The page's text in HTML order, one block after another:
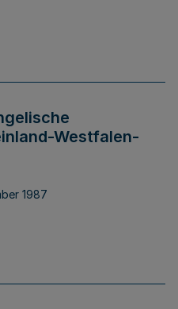
Westfalen-
1987